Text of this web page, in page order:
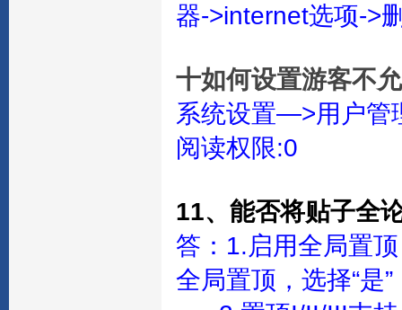
器->internet选项->
十如何设置游客不
系统设置—>用户
阅读权限:0
11、能否将贴子全
答：1.启用全局置
全局置顶，选择“是